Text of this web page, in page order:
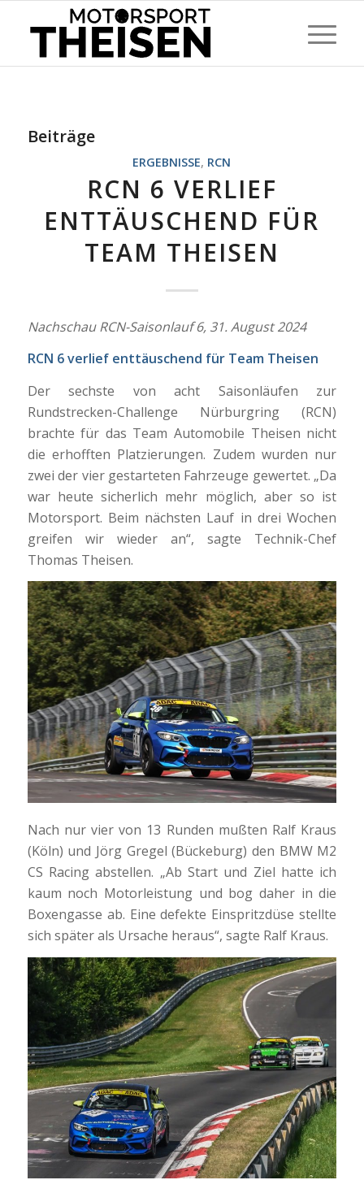
Beiträge
ERGEBNISSE, RCN
RCN 6 VERLIEF
ENTTÄUSCHEND FÜR
TEAM THEISEN
Nachschau RCN-Saisonlauf 6, 31. August 2024
RCN 6 verlief enttäuschend für Team Theisen
Der sechste von acht Saisonläufen zur
Rundstrecken-Challenge Nürburgring (RCN)
brachte für das Team Automobile Theisen nicht
die erhofften Platzierungen. Zudem wurden nur
zwei der vier gestarteten Fahrzeuge gewertet. „Da
war heute sicherlich mehr möglich, aber so ist
Motorsport. Beim nächsten Lauf in drei Wochen
greifen wir wieder an“, sagte Technik-Chef
Thomas Theisen.
Nach nur vier von 13 Runden mußten Ralf Kraus
(Köln) und Jörg Gregel (Bückeburg) den BMW M2
CS Racing abstellen. „Ab Start und Ziel hatte ich
kaum noch Motorleistung und bog daher in die
Boxengasse ab. Eine defekte Einspritzdüse stellte
sich später als Ursache heraus“, sagte Ralf Kraus.